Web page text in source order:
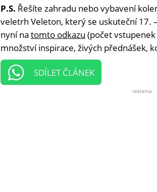
P.S. Řešíte zahradu nebo vybavení
veletrh Veleton, který se uskuteční 17.
nyní na tomto odkazu (počet
množství inspirace, živých přednášek,
SDÍLET ČLÁNEK
reklama